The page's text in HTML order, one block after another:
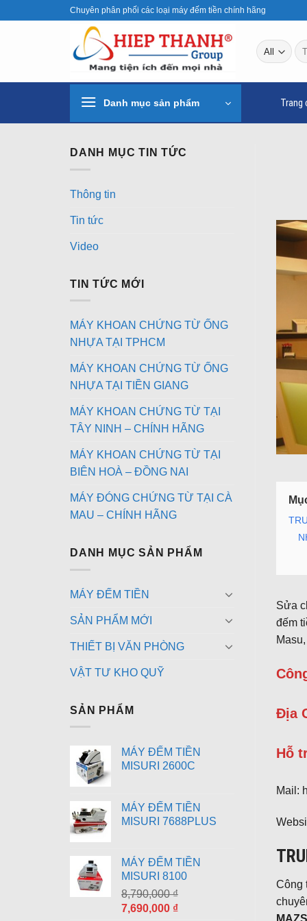
Chuyên phân phối các loại máy đếm tiền chính hãng
Tìm
Danh mục sản phẩm Trang
DANH MỤC TIN TỨC
Thông tin
Tin tức
Video
TIN TỨC MỚI
MÁY KHOAN CHỨNG TỪ ỐNG
NHỰA TẠI TPHCM
MÁY KHOAN CHỨNG TỪ ỐNG
NHỰA TẠI TIỀN GIANG
MÁY KHOAN CHỨNG TỪ TẠI
TÂY NINH – CHÍNH HÃNG
MÁY KHOAN CHỨNG TỪ TẠI
BIÊN HOÀ – ĐỒNG NAI
MÁY ĐÓNG CHỨNG TỪ TẠI CÀ
MAU – CHÍNH HÃNG
DANH MỤC SẢN PHẨM
MÁY ĐẾM TIỀN
SẢN PHẨM MỚI
THIẾT BỊ VĂN PHÒNG
VẬT TƯ KHO QUỸ
SẢN PHẨM
MÁY ĐẾM TIỀN
MISURI 2600C
MÁY ĐẾM TIỀN
MISURI 7688PLUS
MÁY ĐẾM TIỀN
MISURI 8100
8,790,000₫
Giá
7,690,000 ₫Giá
Sửa
đếm
Địa
Hỗ
Mail:
Công